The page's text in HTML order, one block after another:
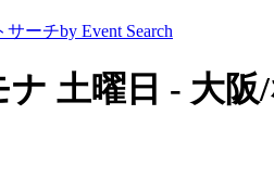
サーチby Event Search
ナ 土曜日 - 大